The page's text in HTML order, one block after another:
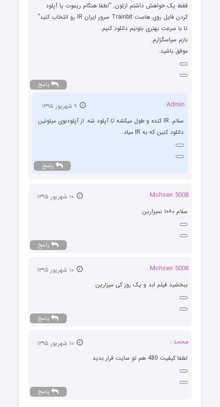
فقط یک خواهش داشتم ازتون, “لطفا هنگام ریموت یا آپلود
کردن فایل روی هاست Trainbit سرور ایران IR رو انتخاب کنید”
تا با سرعت بهتری بتونیم دانلود کنیم.
بازم سپاسگزارم.
موفق باشید.
پاسخ
Admin :
۹ شهریور ۱۳۹۵
سلام. IR کنده و طول میکشه تا آپلود شه. از آپلودبوی میتونین
دانلود کنین که به IR میاد.
پاسخ
Mohsen 5008 :
۱۰ شهریور ۱۳۹۵
سلام ۱۰۸۰ نمیزارین
پاسخ
Mohsen 5008 :
۱۰ شهریور ۱۳۹۵
ببخشید فیلم ابد و یک روز کی میزارین
پاسخ
محمد :
۱۰ شهریور ۱۳۹۵
لطفا کیفیت 480 هم تو سایت قرار بدید
پاسخ